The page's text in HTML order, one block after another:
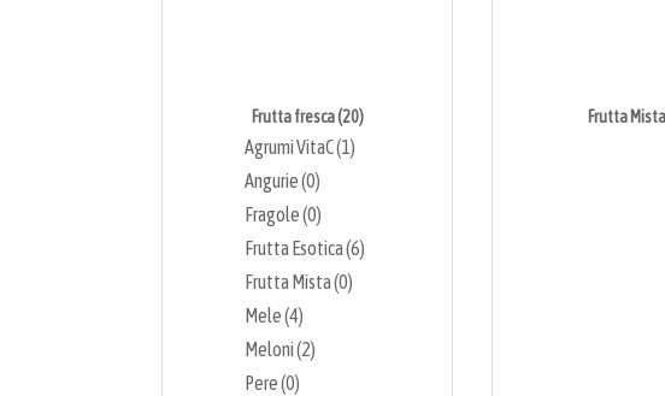
Frutta fresca (20)
Agrumi VitaC (1)
Angurie (0)
Fragole (0)
Frutta Esotica (6)
Frutta Mista (0)
Mele (4)
Meloni (2)
Pere (0)
Frutta